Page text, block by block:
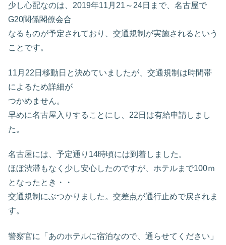
少し心配なのは、2019年11月21～24日まで、名古屋で
G20関係閣僚会合
なるものが予定されており、交通規制が実施されるという
ことです。
11月22日移動日と決めていましたが、交通規制は時間帯
によるため詳細が
つかめません。
早めに名古屋入りすることにし、22日は有給申請しまし
た。
名古屋には、予定通り14時頃には到着しました。
ほぼ渋滞もなく少し安心したのですが、ホテルまで100ｍ
となったとき・・
交通規制にぶつかりました。交差点が通行止めで戻されま
す。
警察官に「あのホテルに宿泊なので、通らせてください」